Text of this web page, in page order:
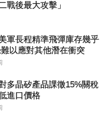
戰後最大攻擊」
軍長程精準飛彈庫存幾乎
以應對其他潛在衝突
多晶矽產品課徵15%關稅
進口價格